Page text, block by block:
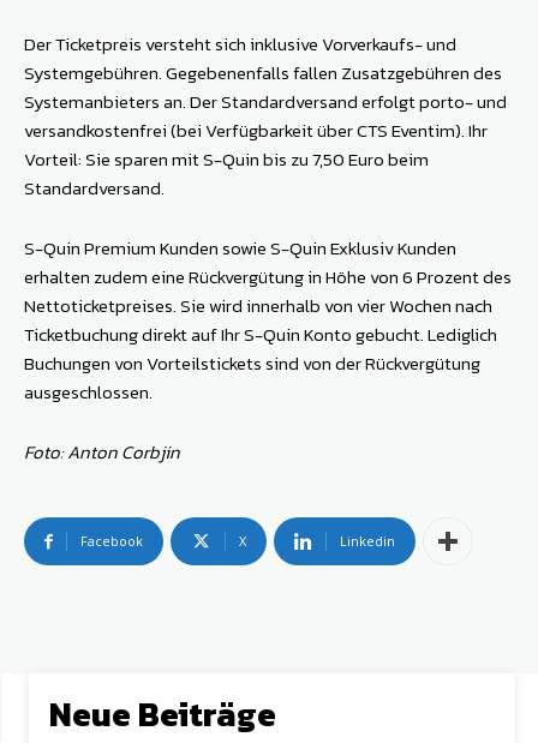
Der Ticketpreis versteht sich inklu­sive Vorverkaufs- und
Systemgebühren. Gegebenenfalls fallen Zusatz­gebühren des
Systemanbieters an. Der Standardversand erfolgt ­porto- und
versandkostenfrei (bei Verfügbarkeit über CTS Eventim). Ihr
Vorteil: Sie sparen mit S-Quin bis zu 7,50 Euro beim
Standardversand.
S-Quin Premium Kunden sowie S-Quin Exklusiv Kunden
erhalten zudem eine Rückvergütung in Höhe von 6 Prozent des
Nettoticketpreises. Sie wird innerhalb von vier Wochen nach
Ticketbuchung direkt auf Ihr S-Quin Konto gebucht. Lediglich
Buchungen von Vorteilstickets sind von der Rückvergütung
ausgeschlossen.
Foto: Anton Corbjin
Facebook X Linkedin
Neue Beiträge